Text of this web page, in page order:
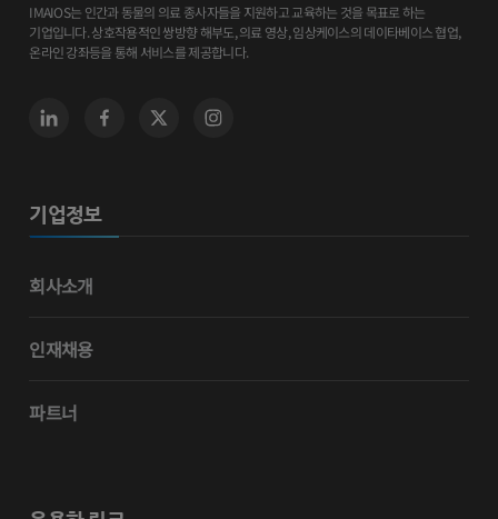
IMAIOS는 인간과 동물의 의료 종사자들을 지원하고 교육하는 것을 목표로 하는
기업입니다. 상호작용적인 쌍방향 해부도, 의료 영상, 임상케이스의 데이타베이스 협업,
온라인 강좌등을 통해 서비스를 제공합니다.
기업정보
회사소개
인재채용
파트너